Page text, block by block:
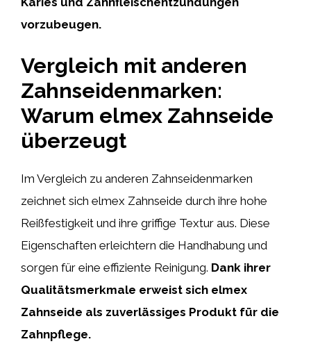
vorzubeugen.
Vergleich mit anderen
Zahnseidenmarken:
Warum elmex Zahnseide
überzeugt
Im Vergleich zu anderen Zahnseidenmarken
zeichnet sich elmex Zahnseide durch ihre hohe
Reißfestigkeit und ihre griffige Textur aus. Diese
Eigenschaften erleichtern die Handhabung und
sorgen für eine effiziente Reinigung. Dank ihrer
Qualitätsmerkmale erweist sich elmex
Zahnseide als zuverlässiges Produkt für die
Zahnpflege.